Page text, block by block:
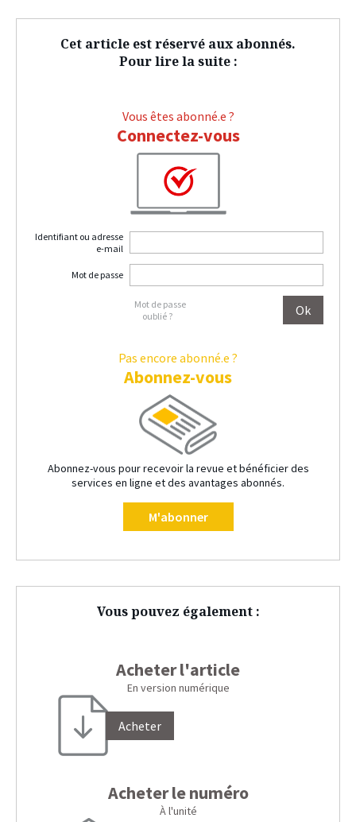
Cet article est réservé aux abonnés.
Pour lire la suite :
Vous êtes abonné.e ?
Connectez-vous
Identifiant ou adresse
e-mail
Mot de passe
Mot de passe
oublié ?
Pas encore abonné.e ?
Abonnez-vous
Abonnez-vous pour recevoir la revue et bénéficier des
services en ligne et des avantages abonnés.
M'abonner
Vous pouvez également :
Acheter l'article
En version numérique
Acheter
Acheter le numéro
À l'unité